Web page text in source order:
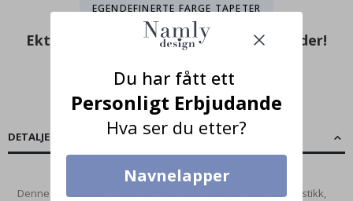
EGENDEFINERTE FARGE TAPETER
Ekte inspirasjon fra våre fornøyde kunder!
Merk ditt med #namly_design
DETALJER
Denne tapeten tilbyr en realistisk steinstruktur som gir et rustikk,
Du har fått ett
Personligt Erbjudande
Hva ser du etter?
Navnelapper